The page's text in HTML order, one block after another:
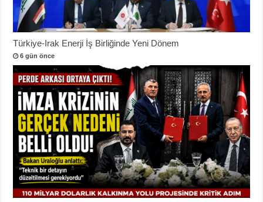
Türkiye-Irak Enerji İş Birliğinde Yeni Dönem
6 gün önce